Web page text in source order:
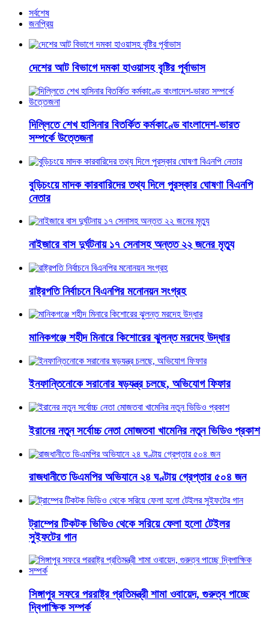
সর্বশেষ
জনপ্রিয়
দেশের আট বিভাগে দমকা হাওয়াসহ বৃষ্টির পূর্বাভাস
দিল্লিতে শেখ হাসিনার বিতর্কিত কর্মকাণ্ডে বাংলাদেশ-ভারত
সম্পর্কে উত্তেজনা
বুড়িচংয়ে মাদক কারবারিদের তথ্য দিলে পুরস্কার ঘোষণা বিএনপি
নেতার
নাইজারে বাস দুর্ঘটনায় ১৭ সেনাসহ অন্তত ২২ জনের মৃত্যু
রাষ্ট্রপতি নির্বাচনে বিএনপির মনোনয়ন সংগ্রহ
মানিকগঞ্জে শহীদ মিনারে কিশোরের ঝুলন্ত মরদেহ উদ্ধার
ইনফান্তিনোকে সরানোর ষড়যন্ত্র চলছে, অভিযোগ ফিফার
ইরানের নতুন সর্বোচ্চ নেতা মোজতবা খামেনির নতুন ভিডিও প্রকাশ
রাজধানীতে ডিএমপির অভিযানে ২৪ ঘণ্টায় গ্রেপ্তার ৫০৪ জন
ট্রাম্পের টিকটক ভিডিও থেকে সরিয়ে ফেলা হলো টেইলর
সুইফটের গান
সিঙ্গাপুর সফরে পররাষ্ট্র প্রতিমন্ত্রী শামা ওবায়েদ, গুরুত্ব পাচ্ছে
দ্বিপাক্ষিক সম্পর্ক